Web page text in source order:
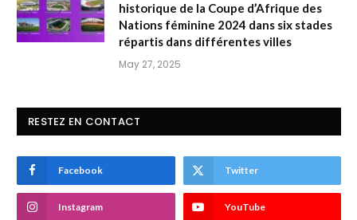
historique de la Coupe d’Afrique des
Nations féminine 2024 dans six stades
répartis dans différentes villes
May 27, 2025
RESTEZ EN CONTACT
Facebook Twitter
Instagram YouTube